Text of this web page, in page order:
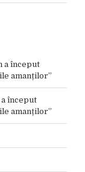
a început
amanților”
a început
amanților”